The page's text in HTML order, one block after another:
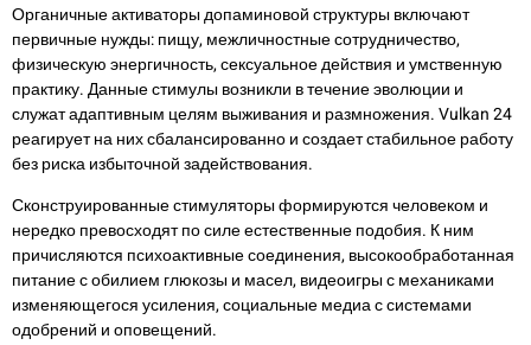
Органичные активаторы допаминовой структуры включают
первичные нужды: пищу, межличностные сотрудничество,
физическую энергичность, сексуальное действия и умственную
практику. Данные стимулы возникли в течение эволюции и
служат адаптивным целям выживания и размножения. Vulkan 24
реагирует на них сбалансированно и создает стабильное работу
без риска избыточной задействования.
Сконструированные стимуляторы формируются человеком и
нередко превосходят по силе естественные подобия. К ним
причисляются психоактивные соединения, высокообработанная
питание с обилием глюкозы и масел, видеоигры с механиками
изменяющегося усиления, социальные медиа с системами
одобрений и оповещений.